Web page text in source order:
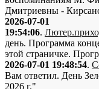
Дмитриевны -
2026-07-01
19:54:06.
день. Программа
этой страничке.
2026-07-01 19:48:54.
Вам ответил. День
2026 г."